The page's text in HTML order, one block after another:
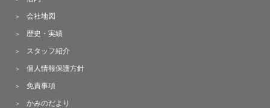
会社地図
歴史・実績
スタッフ紹介
個人情報保護方針
免責事項
かみのだより